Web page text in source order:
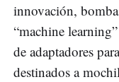
innovación,
“machine
de adaptadores
destinados a